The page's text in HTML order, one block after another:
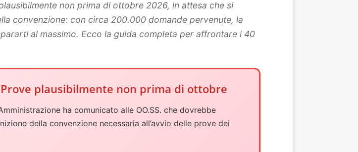
non prima di ottobre 2026, in attesa che si
convenzione: con circa 200.000 domande pervenute, la
al massimo. Ecco la guida completa per affrontare i 40
plausibilmente non prima di ottobre
ha comunicato alle OO.SS. che dovrebbe
della convenzione necessaria all’avvio delle prove dei